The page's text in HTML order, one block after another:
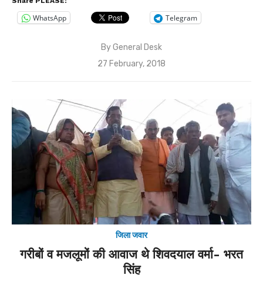
WhatsApp Telegram
ByGeneral Desk
Posted
27 February, 2018
जिला जवार
गरीबों व मजलूमों की आवाज थे शिवदयाल वर्मा- भरत
सिंह